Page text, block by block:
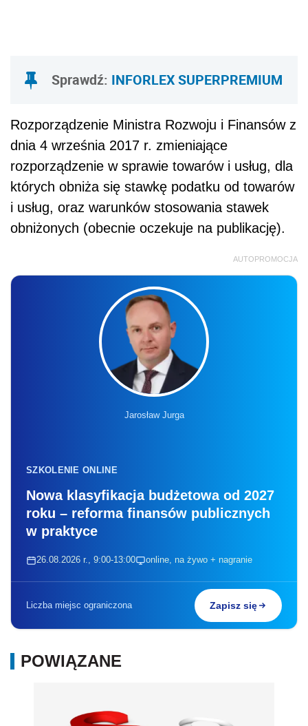
Sprawdź: INFORLEX SUPERPREMIUM
Rozporządzenie Ministra Rozwoju i Finansów z
dnia 4 września 2017 r. zmieniające
rozporządzenie w sprawie towarów i usług, dla
których obniża się stawkę podatku od towarów
i usług, oraz warunków stosowania stawek
obniżonych (obecnie oczekuje na publikację).
AUTOPROMOCJA
Jarosław Jurga
SZKOLENIE ONLINE
Nowa klasyfikacja budżetowa od 2027
roku – reforma finansów publicznych
w praktyce
26.08.2026 r., 9:00-13:00 online, na żywo + nagranie
Liczba miejsc ograniczona Zapisz się
POWIĄZANE